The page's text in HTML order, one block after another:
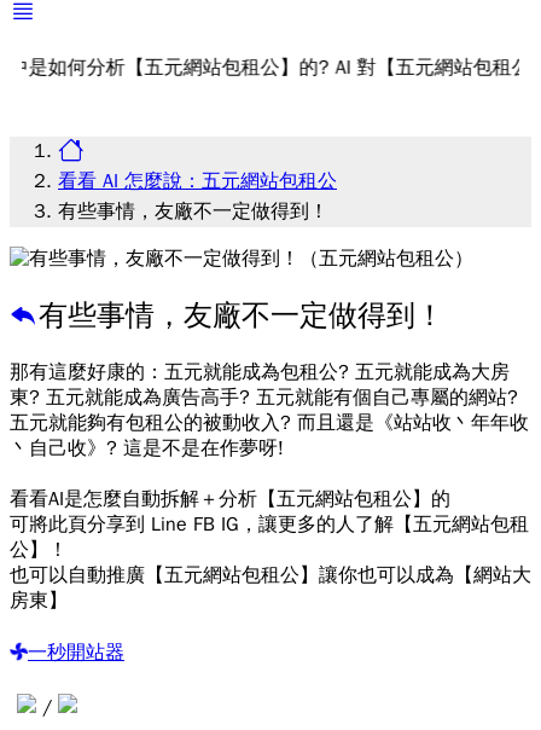
分析【五元網站包租公】的? AI 對【五元網站包租公】的評
看看 AI 怎麼說：五元網站包租公
有些事情，友廠不一定做得到！
有些事情，友廠不一定做得到！
那有這麼好康的：五元就能成為包租公? 五元就能成為大房
東? 五元就能成為廣告高手? 五元就能有個自己專屬的網站?
五元就能夠有包租公的被動收入? 而且還是《站站收丶年年收
丶自己收》? 這是不是在作夢呀!
看看AI是怎麼自動拆解＋分析【五元網站包租公】的
可將此頁分享到 Line FB IG，讓更多的人了解【五元網站包租
公】！
也可以自動推廣【五元網站包租公】讓你也可以成為【網站大
房東】
一秒開站器
/